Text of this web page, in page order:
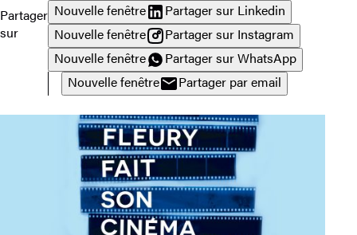
Partager
sur
Nouvelle fenêtre
Partager sur Linkedin
Nouvelle fenêtre
Partager sur Instagram
Nouvelle fenêtre
Partager sur WhatsApp
Nouvelle fenêtre
Partager par email